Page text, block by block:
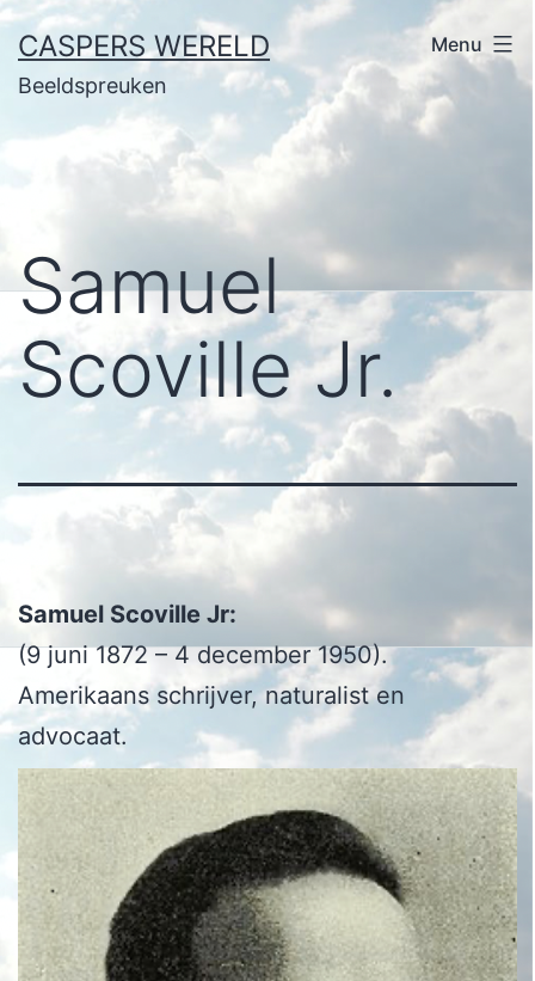
Ga
naar
de
inhoud
CASPERS WERELD
Beeldspreuken
Menu
Samuel
Scoville Jr.
Samuel Scoville Jr:
(9 juni 1872 – 4 december 1950).
Amerikaans schrijver, naturalist en
advocaat.